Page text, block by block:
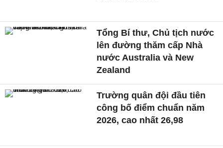
Tổng Bí thư, Chủ tịch nước
lên đường thăm cấp Nhà
nước Australia và New
Zealand
Trường quân đội đầu tiên
công bố điểm chuẩn năm
2026, cao nhất 26,98